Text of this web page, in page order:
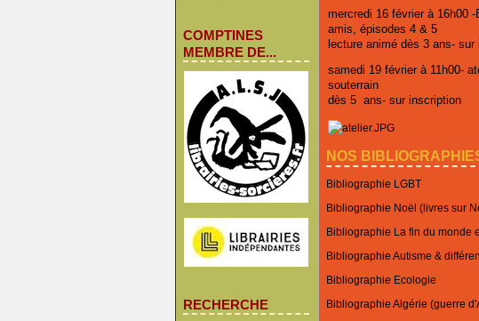
COMPTINES
MEMBRE DE...
RECHERCHE
mercredi 16 février à 16h00
amis, épisodes 4 & 5
lecture animé dès 3 ans- sur
samedi 19 février à 11h00-
souterrain
dès 5 ans- sur inscription
NOS
Bibliographie LGBT
Bibliographie Noël (livres sur
Bibliographie La fin du monde
Bibliographie Autisme &
Bibliographie Ecologie
Bibliographie Algérie (guerre